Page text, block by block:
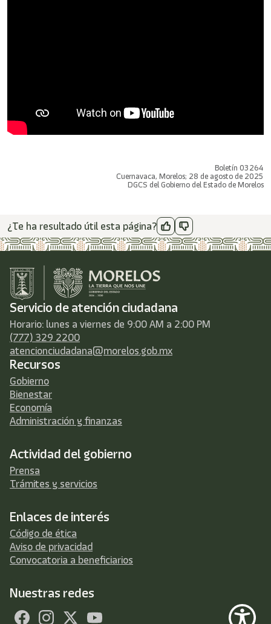
Boletín 03264
Cuernavaca, Morelos; 28 de agosto de 2025
DGCS del Gobierno del Estado de Morelos
¿Te ha resultado útil esta página?
Servicio de atención ciudadana
Horario: lunes a viernes de 9:00 AM a 2:00 PM
(777) 329 2200
atencionciudadana@morelos.gob.mx
Recursos
Gobierno
Bienestar
Economía
Administración y finanzas
Actividad del gobierno
Prensa
Trámites y servicios
Enlaces de interés
Código de ética
Aviso de privacidad
Convocatoria a beneficiarios
Nuestras redes